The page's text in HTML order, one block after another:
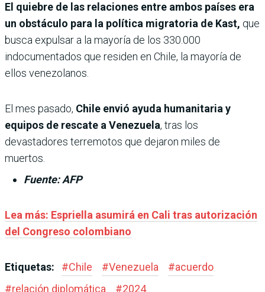
El quiebre de las relaciones entre ambos países era
un obstáculo para la política migratoria de Kast, que
busca expulsar a la mayoría de los 330.000
indocumentados que residen en Chile, la mayoría de
ellos venezolanos.
El mes pasado, Chile envió ayuda humanitaria y
equipos de rescate a Venezuela, tras los
devastadores terremotos que dejaron miles de
muertos.
Fuente: AFP
Lea más: Espriella asumirá en Cali tras autorización
del Congreso colombiano
Etiquetas: #Chile #Venezuela #acuerdo
#relación diplomática #2024